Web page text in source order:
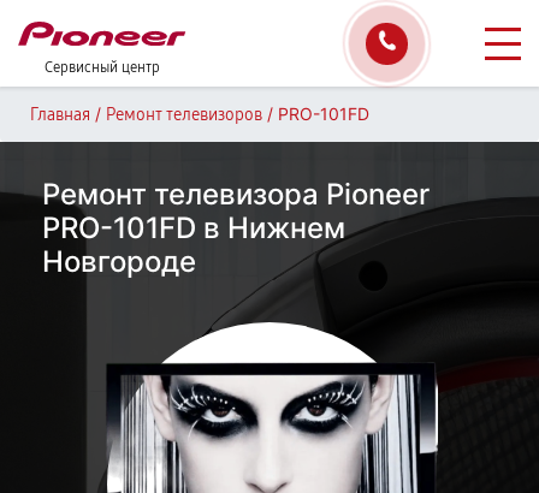
Сервисный центр
Главная / Ремонт телевизоров / PRO-101FD
Ремонт телевизора Pioneer
PRO-101FD в Нижнем
Новгороде